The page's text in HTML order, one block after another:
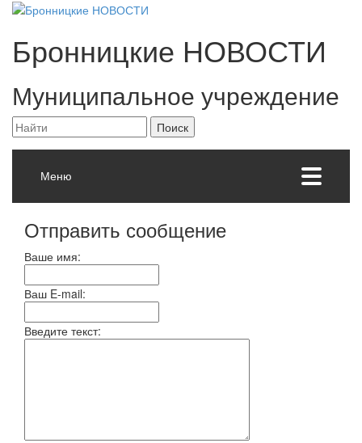
Бронницкие НОВОСТИ
Муниципальное учреждение
Меню
Отправить сообщение
Ваше имя:
Ваш E-mail:
Введите текст: